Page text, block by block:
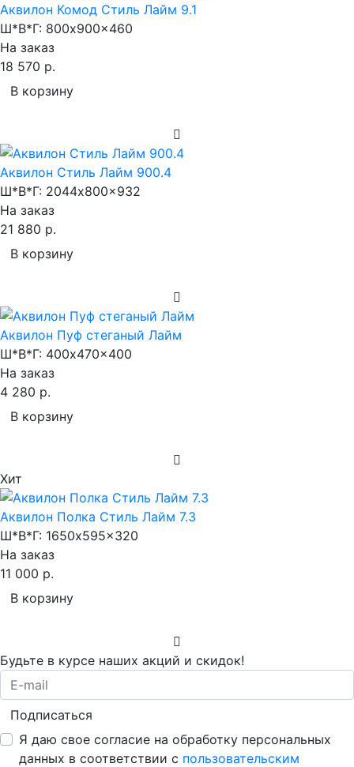
Аквилон Комод Стиль Лайм 9.1
Ш*В*Г: 800x900x460
На заказ
18 570 р.
В корзину
Аквилон Стиль Лайм 900.4
Ш*В*Г: 2044x800x932
На заказ
21 880 р.
В корзину
Аквилон Пуф стеганый Лайм
Ш*В*Г: 400x470x400
На заказ
4 280 р.
В корзину
Хит
Аквилон Полка Стиль Лайм 7.3
Ш*В*Г: 1650x595x320
На заказ
11 000 р.
В корзину
Будьте в курсе наших акций и скидок!
Подписаться
Я даю свое согласие на обработку персональных
данных в соответствии с пользовательским